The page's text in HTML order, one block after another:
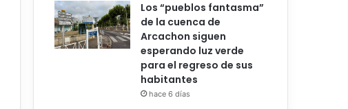
Los “pueblos fantasma”
de la cuenca de
Arcachon siguen
esperando luz verde
para el regreso de sus
habitantes
hace 6 días